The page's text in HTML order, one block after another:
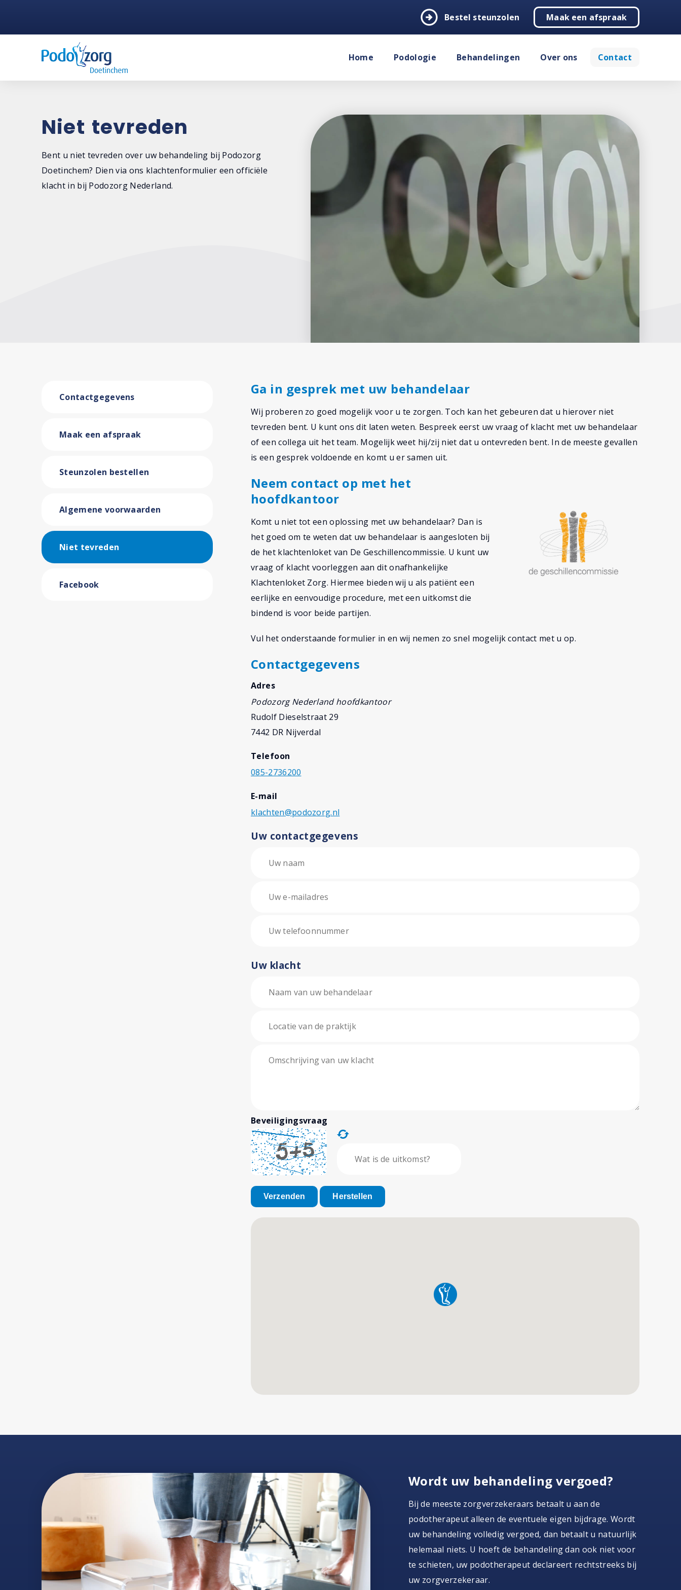
arrow_circle_right Bestel steunzolen Maak een afspraak
Home Podologie Behandelingen Over ons Contact
Niet tevreden
Bent u niet tevreden over uw behandeling bij Podozorg
Doetinchem? Dien via ons klachtenformulier een officiële
klacht in bij Podozorg Nederland.
Contactgegevens
Maak een afspraak
Steunzolen bestellen
Algemene voorwaarden
Niet tevreden
Facebook
Ga in gesprek met uw behandelaar
Wij proberen zo goed mogelijk voor u te zorgen. Toch kan het gebeuren dat u hierover niet
tevreden bent. U kunt ons dit laten weten. Bespreek eerst uw vraag of klacht met uw behandelaar
of een collega uit het team. Mogelijk weet hij/zij niet dat u ontevreden bent. In de meeste gevallen
is een gesprek voldoende en komt u er samen uit.
Neem contact op met het
hoofdkantoor
Komt u niet tot een oplossing met uw behandelaar? Dan is
het goed om te weten dat uw behandelaar is aangesloten bij
de het klachtenloket van De Geschillencommissie. U kunt uw
vraag of klacht voorleggen aan dit onafhankelijke
Klachtenloket Zorg. Hiermee bieden wij u als patiënt een
eerlijke en eenvoudige procedure, met een uitkomst die
bindend is voor beide partijen.
Vul het onderstaande formulier in en wij nemen zo snel mogelijk contact met u op.
Contactgegevens
Adres
Podozorg Nederland hoofdkantoor
Rudolf Dieselstraat 29
7442 DR Nijverdal
Telefoon
085-2736200
E-mail
klachten@podozorg.nl
Uw contactgegevens
Uw klacht
Beveiligingsvraag
Verzenden Herstellen
Wordt uw behandeling vergoed?
Bij de meeste zorgverzekeraars betaalt u aan de
podotherapeut alleen de eventuele eigen bijdrage. Wordt
uw behandeling volledig vergoed, dan betaalt u natuurlijk
helemaal niets. U hoeft de behandeling dan ook niet voor
te schieten, uw podotherapeut declareert rechtstreeks bij
uw zorgverzekeraar.